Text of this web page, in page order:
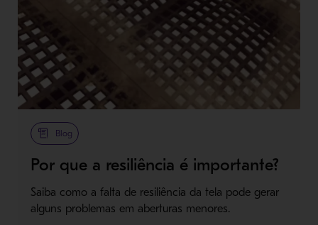
Blog
Por que a resiliência é importante?
Saiba como a falta de resiliência da tela pode gerar
alguns problemas em aberturas menores.